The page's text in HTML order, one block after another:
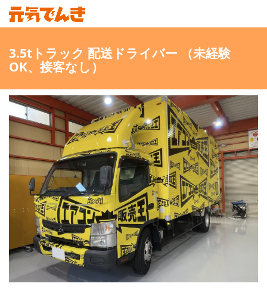
3.5tトラック 配送ドライバー （未経験
OK、接客なし）